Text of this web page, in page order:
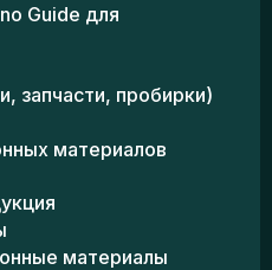
Guide для
запчасти, пробирки)
материалов
материалы